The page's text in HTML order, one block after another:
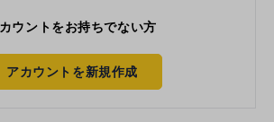
ウントをお持ちでない方
アカウントを新規作成